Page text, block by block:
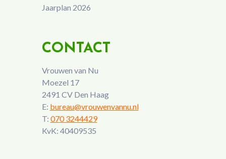
Jaarplan 2026
CONTACT
Vrouwen van Nu
Moezel 17
2491 CV Den Haag
E: bureau@vrouwenvannu.nl
T: 070 3244429
KvK: 40409535